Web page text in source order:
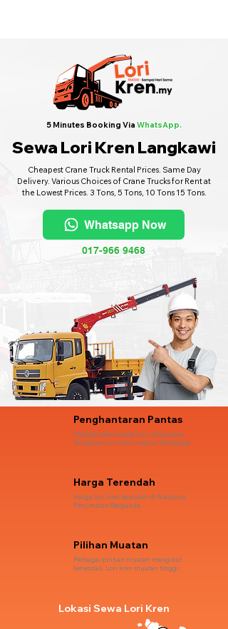
5 Minutes Booking Via WhatsApp.
Sewa Lori Kren Langkawi
Cheapest Crane Truck Rental Prices. Same Day
Delivery. Various Choices of Crane Trucks for Rent at
the Lowest Prices. 3 Tons, 5 Tons, 10 Tons 15 Tons.
Whatsapp Now
017-966 9468
Penghantaran Pantas
Penghantaran pada hari yang sama.
Tempahan lori kren melalui Whatsapp.
Harga Terendah
Harga lori kren terendah di Malaysia.
Penjimatan Berganda.
Pilihan Muatan
Pelbagai pilihan muatan mengikut
kehendak. Lori kren muatan tinggi.
Lokasi Sewa Lori Kren